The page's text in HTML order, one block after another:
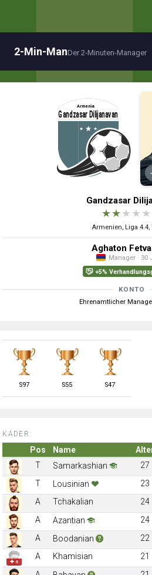
2-Min-ManDer 2-Minuten-Manager
Gandzasar
★★★ ★ ★
Armenien, Liga 4.4,
Aghaton
Manager · 30
+5%
KONTO
Ehrenamtlicher
S97 S55 S47
KADER:
Pos Name
T
Samarkashian 27
T
Lousinian 23
A
Tchakalian 24
A
Azantian 24
A
Boodanian 22
✚ 6
A Khamisian 21